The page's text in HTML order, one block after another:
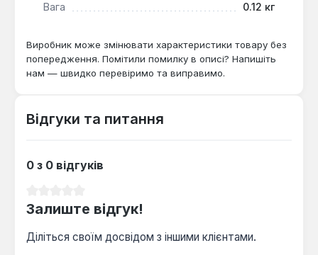
Вага 0.12 кг
Виробник може змінювати характеристики товару без
попередження. Помітили помилку в описі? Напишіть
нам — швидко перевіримо та виправимо.
Відгуки та питання
0 з 0 відгуків
Залиште відгук!
Діліться своїм досвідом з іншими клієнтами.